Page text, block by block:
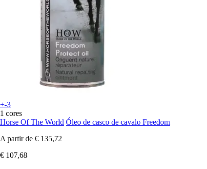
+-3
1 cores
Horse Of The World Óleo de casco de cavalo Freedom
A partir de € 135,72
€ 107,68